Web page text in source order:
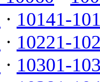
· 10141-
· 10221-
· 10301-